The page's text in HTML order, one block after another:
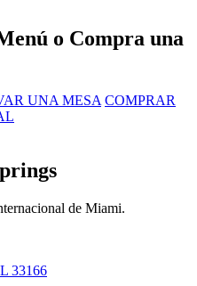
o Compra una
UNA MESA COMPRAR
de Miami.
33166